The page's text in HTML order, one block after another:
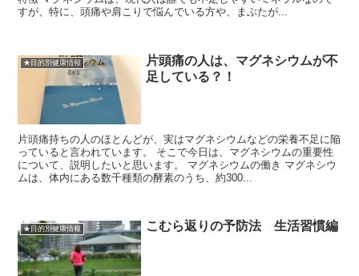
すが、特に、頭痛や肩こりで悩んでいる方や、まぶたが...
★目的別健康情報
片頭痛の人は、マグネシウムが不
足している？！
片頭痛持ちの人のほとんどが、実はマグネシウムなどの栄養不足に陥
っていると言われています。 そこで今日は、マグネシウムの重要性
について、説明したいと思います。 マグネシウムの働き マグネシウ
ムは、体内にある数千種類の酵素のうち、約300...
★目的別健康情報 こむら返りの予防法 生活習慣編